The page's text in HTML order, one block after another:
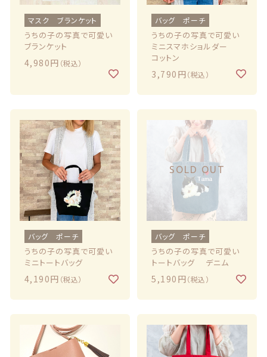
マスク ブランケット
うちの子の写真で可愛い
ブランケット
4,980円 （税込）
バッグ ポーチ
うちの子の写真で可愛い
ミニスマホショルダー
コットン
3,790円（税込）
バッグ ポーチ
うちの子の写真で可愛い
ミニトートバッグ
4,190円 （税込）
バッグ ポーチ
うちの子の写真で可愛い
トートバッグ デニム
5,190円（税込）